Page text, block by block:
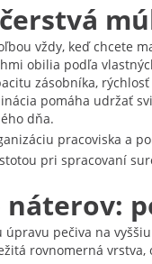
vždy, keď chcete
obilia podľa
zásobníka,
pomáha udržať
dňa.
pracoviska a
pri spracovaní
pečiva na
rovnomerná